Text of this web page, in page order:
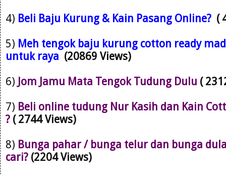
4) Beli Baju Kurung & Kain Pasang Online? (
5) Meh tengok baju kurung cotton ready
untuk raya (20869 Views)
6) Jom Jamu Mata Tengok Tudung Dulu (
7) Beli online tudung Nur Kasih dan Kain
? ( 2744 Views)
8) Bunga pahar / bunga telur dan bunga
cari? (2204 Views)